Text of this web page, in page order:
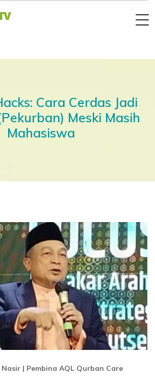
Cara Cerdas Jadi
Meski Masih
Mahasiswa
| Pembina AQL Qurban Care